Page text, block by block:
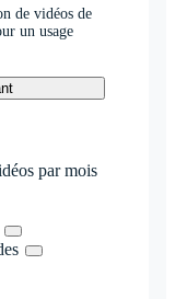
de vidéos de
un usage
par mois